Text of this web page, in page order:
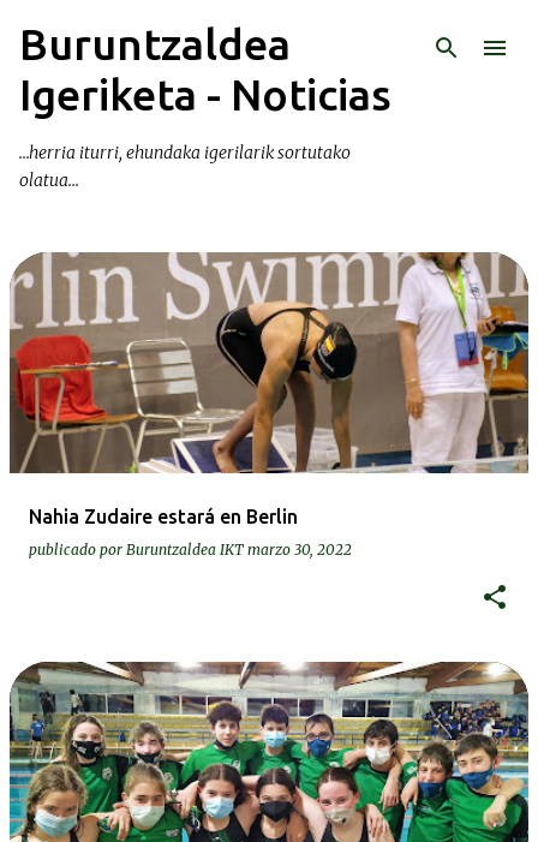
Ir al contenido principal
Buruntzaldea
Igeriketa - Noticias
...herria iturri, ehundaka igerilarik sortutako
olatua...
E
n
t
r
Nahia Zudaire estará en Berlin
publicado por Buruntzaldea IKT marzo 30, 2022